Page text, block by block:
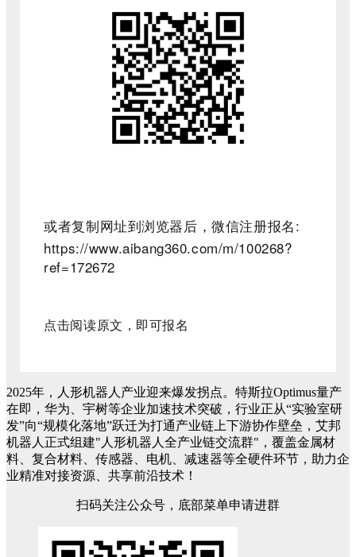
或者复制网址到浏览器后，微信注册报名:
https://www.aibang360.com/m/100268?
ref=172672
点击阅读原文，即可报名
2025年，人形机器人产业迎来爆发拐点。特斯拉Optimus量产
在即，华为、宇树等企业加速技术突破，行业正从“实验室研
发”向“规模化落地”跃迁为打通产业链上下游协作壁垒，艾邦
机器人正式组建"人形机器人全产业链交流群"，覆盖金属材
料、复合材料、传感器、电机、减速器等全硬件环节，助力企
业精准对接资源、共享前沿技术！
扫码关注公众号，底部菜单申请进群